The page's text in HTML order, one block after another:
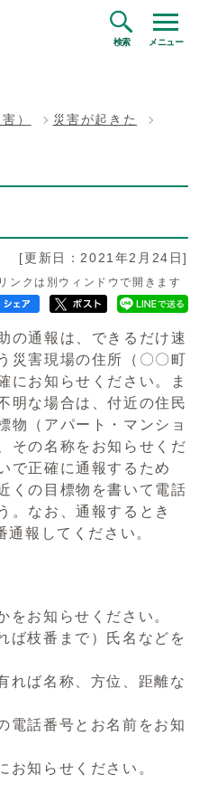
検索 メニュー
）
災害が起きた
[更新日：2021年2月24日]
ンクは別ウィンドウで開きます
の通報は、できるだけ速
災害現場の住所（〇〇町
にお知らせください。ま
明な場合は、付近の住民
物（アパート・マンショ
その名称をお知らせくだ
で正確に通報するため
くの目標物を書いて電話
。なお、通報するとき
報してください。
をお知らせください。
ば枝番まで）氏名などを
れば名称、方位、距離な
電話番号とお名前をお知
お知らせください。